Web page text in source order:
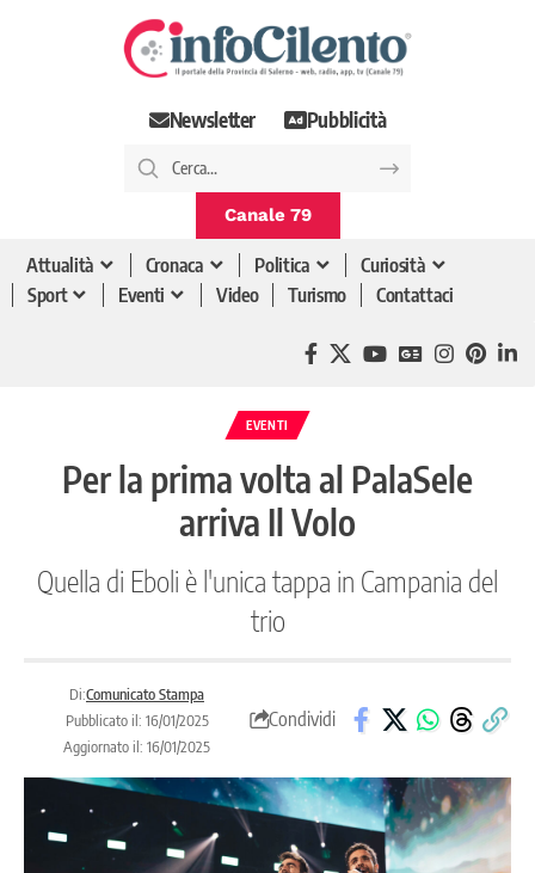
Newsletter Pubblicità
Canale 79
Attualità Cronaca Politica
Curiosità
Sport
Eventi Video Turismo Contattaci
EVENTI
Per la prima volta al PalaSele
arriva Il Volo
Quella di Eboli è l'unica tappa in Campania del
trio
Di:Comunicato Stampa
Pubblicato il: 16/01/2025
Aggiornato il: 16/01/2025
Condividi